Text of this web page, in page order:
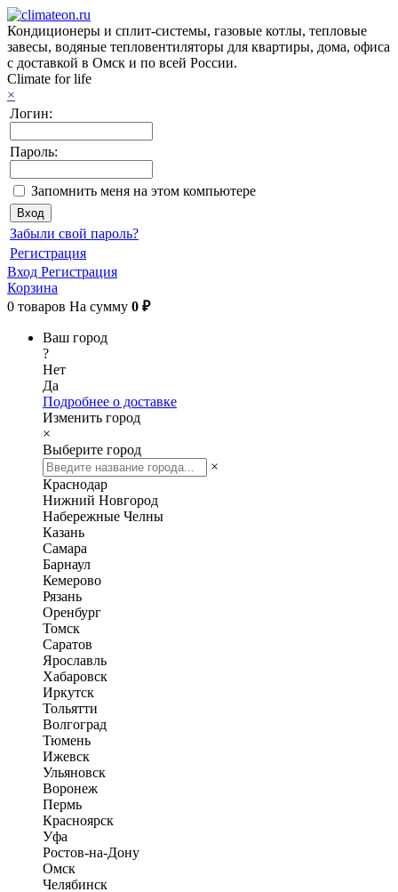
Кондиционеры и сплит-системы, газовые котлы, тепловые
завесы, водяные тепловентиляторы для квартиры, дома, офиса
с доставкой в Омск и по всей России.
Climate for life
×
Логин:
Пароль:
Запомнить меня на этом компьютере
Забыли свой пароль?
Регистрация
Вход Регистрация
Корзина
0 товаров На сумму 0 ₽
Ваш город
?
Нет
Да
Подробнее о доставке
Изменить город
×
Выберите город
×
Краснодар
Нижний Новгород
Набережные Челны
Казань
Самара
Барнаул
Кемерово
Рязань
Оренбург
Томск
Саратов
Ярославль
Хабаровск
Иркутск
Тольятти
Волгоград
Тюмень
Ижевск
Ульяновск
Воронеж
Пермь
Красноярск
Уфа
Ростов-на-Дону
Омск
Челябинск